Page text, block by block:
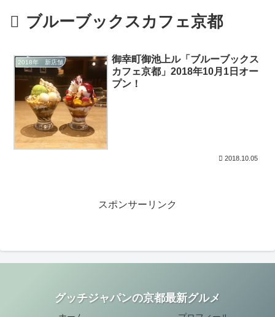
ブルーブックスカフェ京都
2018年 新店舗
御幸町御池上ル「ブルーブックス
カフェ京都」2018年10月1日オー
プン！
2018.10.05
スポンサーリンク
グッチジャパンの京都最新グルメ